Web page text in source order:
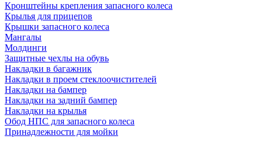
Кронштейны крепления запасного колеса
Крылья для прицепов
Крышки запасного колеса
Мангалы
Молдинги
Защитные чехлы на обувь
Накладки в багажник
Накладки в проем стеклоочистителей
Накладки на бампер
Накладки на задний бампер
Накладки на крылья
Обод НПС для запасного колеса
Принадлежности для мойки